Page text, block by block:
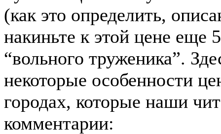
(как это определить,
накиньте к этой цене еще
“вольного труженика”.
некоторые особенности
городах, которые наши
комментарии: